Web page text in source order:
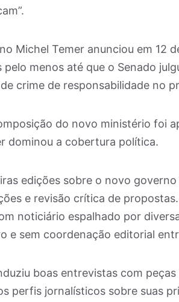
Michel Temer anunciou em 12
menos até que o Senado
crime de responsabilidade no
do novo ministério foi
dominou a cobertura política.
edições sobre o novo
e revisão crítica de
noticiário espalhado por
e sem coordenação editorial
boas entrevistas com
perfis jornalísticos sobre suas